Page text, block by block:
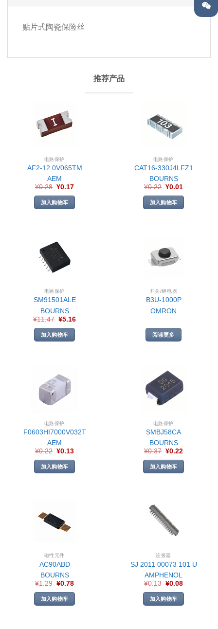
贴片式陶瓷保险丝
推荐产品
电路保护
AF2-12.0V065TM
AEM
¥0.28 ¥0.17
加入购物车
电路保护
CAT16-330J4LFZ1
BOURNS
¥0.22 ¥0.01
加入购物车
电路保护
SM91501ALE
BOURNS
¥11.47 ¥5.16
加入购物车
开关/继电器
B3U-1000P
OMRON
阅读更多
电路保护
F0603HI7000V032T
AEM
¥0.22 ¥0.13
加入购物车
电路保护
SMBJ58CA
BOURNS
¥0.37 ¥0.22
加入购物车
磁性元件
AC90ABD
BOURNS
¥1.29 ¥0.78
加入购物车
连接器
SJ 2011 00073 101 U
AMPHENOL
¥0.13 ¥0.08
加入购物车